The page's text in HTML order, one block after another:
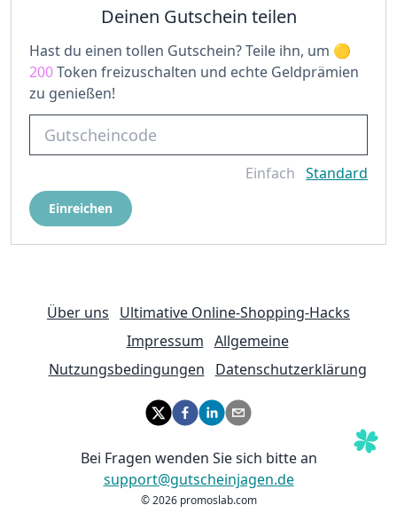
Deinen Gutschein teilen
Hast du einen tollen Gutschein? Teile ihn, um
200Token freizuschalten und echte Geldprämien
zu genießen!
Einfach Standard
Einreichen
Über uns
Ultimative Online-Shopping-Hacks
Impressum Allgemeine
Nutzungsbedingungen
Datenschutzerklärung
Bei Fragen wenden Sie sich bitte an
support@gutscheinjagen.de
©2026promoslab.com